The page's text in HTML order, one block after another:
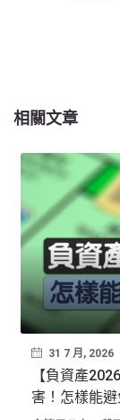
相關文章
31 7 月, 2026
【負資產
害！怎樣能